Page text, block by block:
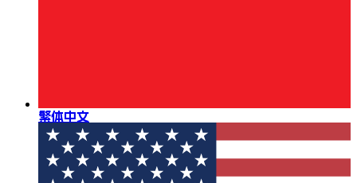
繁体中文